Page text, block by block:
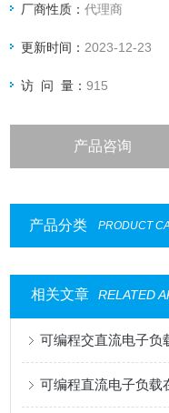
厂商性质：代理商
更新时间： 2023-12-23
访 问 量：915
产品咨询
产品分类 PRODUCT
相关文章 RELATED
可编程交直流电子负
可编程直流电子负载